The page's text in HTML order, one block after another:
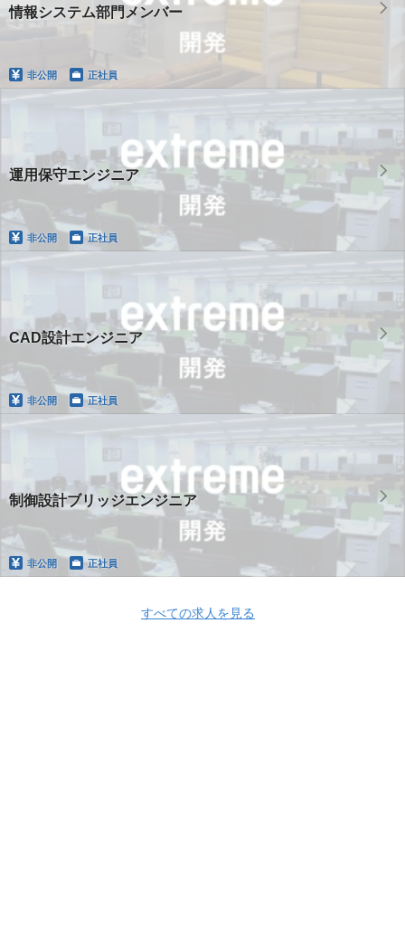
情報システム部門メンバー
非公開 正社員
運用保守エンジニア
非公開 正社員
CAD設計エンジニア
非公開 正社員
制御設計ブリッジエンジニア
非公開 正社員
すべての求人を見る